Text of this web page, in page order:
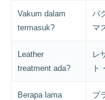
Vakum dalam
termasuk?
バ
マ
Leather
treatment ada?
レ
ト
Berapa lama
ブ